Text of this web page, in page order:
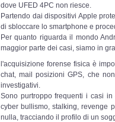
dove UFED 4PC non riesce.
Partendo dai dispositivi Apple
di sbloccare lo smartphone e
Per quanto riguarda il mondo
maggior parte dei casi, siamo in
l'acquisizione forense fisica è
chat, mail posizioni GPS, che
investigativi.
Sono purtroppo frequenti i casi
cyber bullismo, stalking, revenge
nulla, tracciando il profilo di un